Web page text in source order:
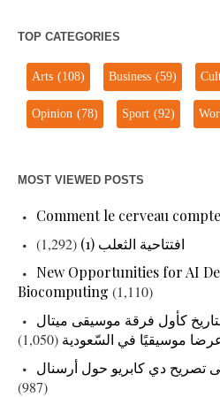
TOP CATEGORIES
Arts(108) Business(59)
Opinion(78) Sport(92)
MOST VIEWED POSTS
Comment le cerveau
افتتاحية الثعلب (1)
(1,292)
New Opportunities for AI
Biocomputing (1,110)
كأول فرقة موسيقى ميتال
موسيقيًا في السّعودية (1,050)
تصريح دي كابريو حول أرسنال
(987)